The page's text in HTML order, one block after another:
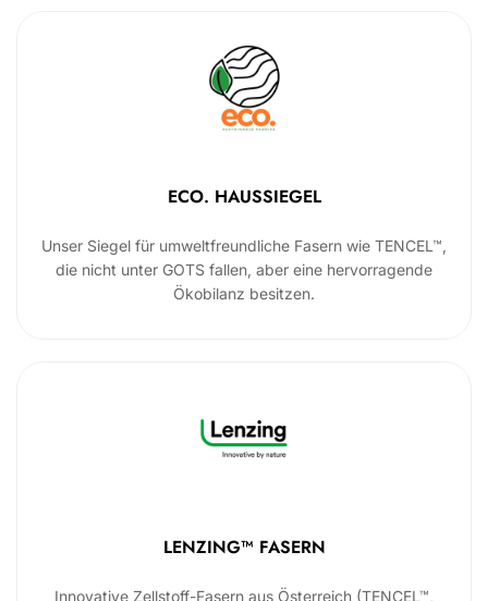
ECO. HAUSSIEGEL
Unser Siegel für umweltfreundliche Fasern wie TENCEL™,
die nicht unter GOTS fallen, aber eine hervorragende
Ökobilanz besitzen.
LENZING™ FASERN
Innovative Zellstoff-Fasern aus Österreich (TENCEL™,